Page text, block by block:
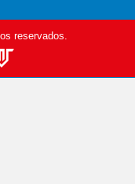
reservados.